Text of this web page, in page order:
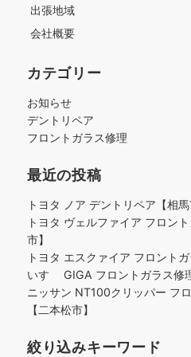
出張地域
会社概要
カテゴリー
お知らせ
デントリペア
フロントガラス修理
最近の投稿
トヨタ ノア デントリペア【相馬
トヨタ ヴェルファイア フロン
市】
トヨタ エスクァイア フロントガ
いすゞ GIGA フロントガラス修
ニッサン NT100クリッパー フ
【二本松市】
絞り込みキーワード